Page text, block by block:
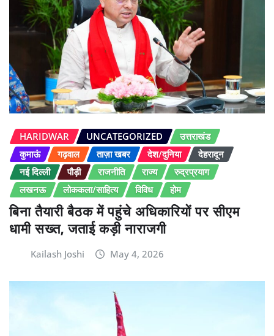
HARIDWAR UNCATEGORIZED
उत्तराखंड
कुमाऊं
गढ़वाल ताज़ा खबर देश/दुनिया
देहरादून
नई दिल्ली
पौड़ी राजनीति राज्य
रुद्रप्रयाग
लखनऊ
लोककला/साहित्य विविध होम
बिना तैयारी बैठक में पहुंचे अधिकारियों पर सीएम
धामी सख्त, जताई कड़ी नाराजगी
Kailash Joshi May 4, 2026